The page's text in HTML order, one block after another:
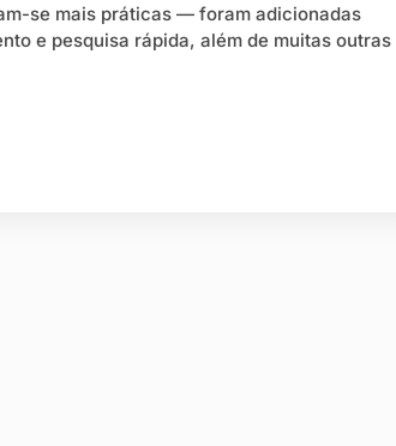
se mais práticas — foram adicionadas
e pesquisa rápida, além de muitas outras